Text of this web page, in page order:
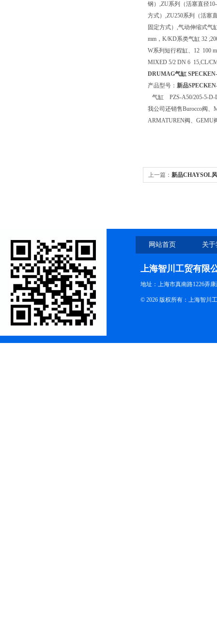
钢）,ZU系列（活塞直径
方式）,ZU250系列（活塞
固定方式）,气动伸缩式气
mm，K/KD系类气缸 32
W系列短行程缸、12 100
MIXED 5/2 DN 6 15,CL/
DRUMAG气缸
产品型号： 新品
气缸 PZS-A50/205-5-D-
我公司还销售Burocco阀、
ARMATUREN阀、GEMU
上一篇： 新品CHAYSOL
网站首页 关
上海智川工贸有限
地址：上海市真南路1226弄
© 2026 版权所有：上海智川